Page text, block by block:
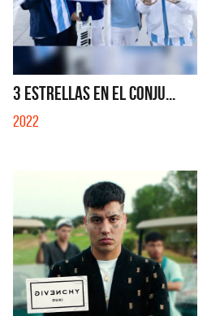
3 ESTRELLAS EN EL CONJU...
2022